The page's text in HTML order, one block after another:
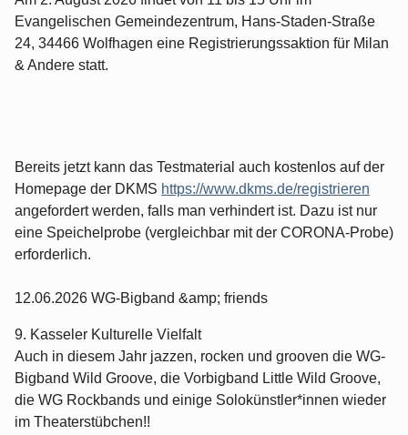
Evangelischen Gemeindezentrum, Hans-Staden-Straße
24, 34466 Wolfhagen eine Registrierungssaktion für Milan
& Andere statt.
Bereits jetzt kann das Testmaterial auch kostenlos auf der
Homepage der DKMS https://www.dkms.de/registrieren
angefordert werden, falls man verhindert ist. Dazu ist nur
eine Speichelprobe (vergleichbar mit der CORONA-Probe)
erforderlich.
12.06.2026 WG-Bigband &amp; friends
9. Kasseler Kulturelle Vielfalt
Auch in diesem Jahr jazzen, rocken und grooven die WG-
Bigband Wild Groove, die Vorbigband Little Wild Groove,
die WG Rockbands und einige Solokünstler*innen wieder
im Theaterstübchen!!